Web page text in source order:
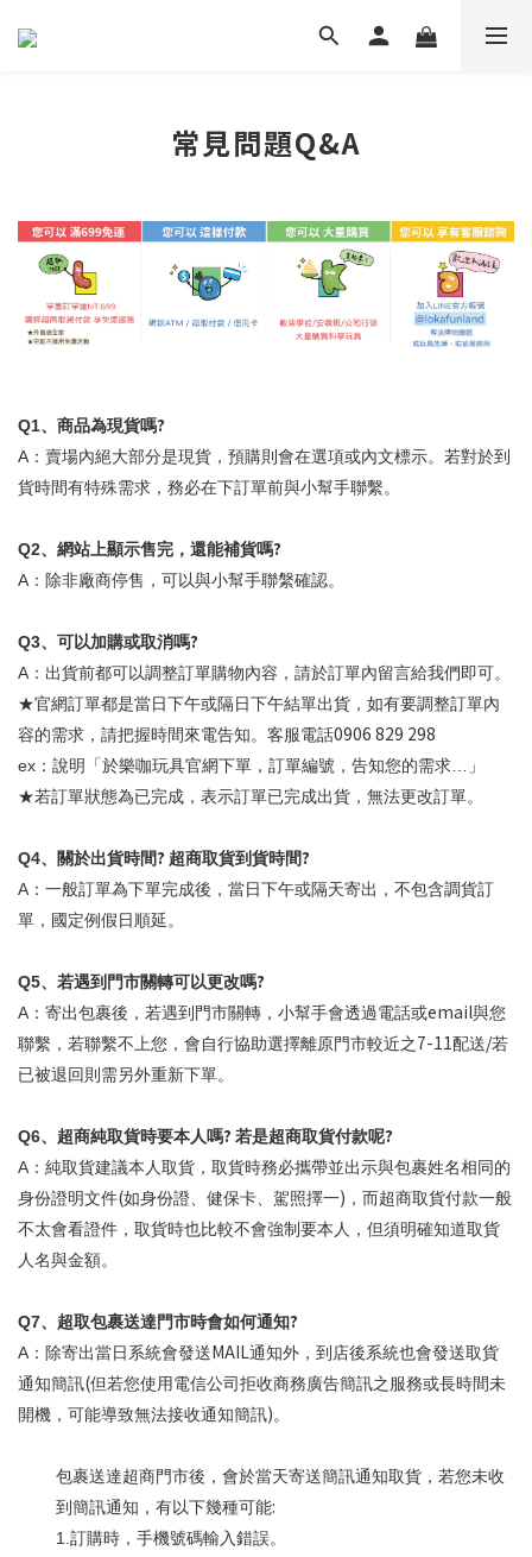
常見問題Q&A
Q1、商品為現貨嗎?
A ：賣場內絕大部分是現貨，預購則會在選項或內文標示。若對於到
貨時間有特殊需求，務必在下訂單前與小幫手聯繫。
Q2、網站上顯示售完，還能補貨嗎?
A ：除非廠商停售，可以與小幫手聯縏確認。
Q3、可以加購或取消嗎?
A ：出貨前都可以調整訂單購物內容，請於訂單內留言給我們即可。
★官網訂單都是當日下午或隔日下午結單出貨，如有要調整訂單內
容的需求，請把握時間來電告知。客服電話0906 829 298
ex ：說明「於樂咖玩具官網下單，訂單編號，告知您的需求…」
★若訂單狀態為已完成，表示訂單已完成出貨，無法更改訂單。
Q4、關於出貨時間? 超商取貨到貨時間?
A ：一般訂單為下單完成後，當日下午或隔天寄出，不包含調貨訂
單，國定例假日順延。
Q5、若遇到門市關轉可以更改嗎?
A ：寄出包裹後，若遇到門市關轉，小幫手會透過電話或email與您
聯繫，若聯繫不上您，會自行協助選擇離原門市較近之7-11配送/若
已被退回則需另外重新下單。
Q6、超商純取貨時要本人嗎? 若是超商取貨付款呢?
A ：純取貨建議本人取貨，取貨時務必攜帶並出示與包裹姓名相同的
身份證明文件(如身份證、健保卡、駕照擇一) ，而超商取貨付款一般
不太會看證件，取貨時也比較不會強制要本人，但須明確知道取貨
人名與金額。
Q7、超取包裹送達門市時會如何通知?
A ：除寄出當日系統會發送MAIL通知外，到店後系統也會發送取貨
通知簡訊(但若您使用電信公司拒收商務廣告簡訊之服務或長時間未
開機，可能導致無法接收通知簡訊)。
包裹送達超商門市後，會於當天寄送簡訊通知取貨，若您未收
到簡訊通知，有以下幾種可能:
1. 訂購時，手機號碼輸入錯誤。